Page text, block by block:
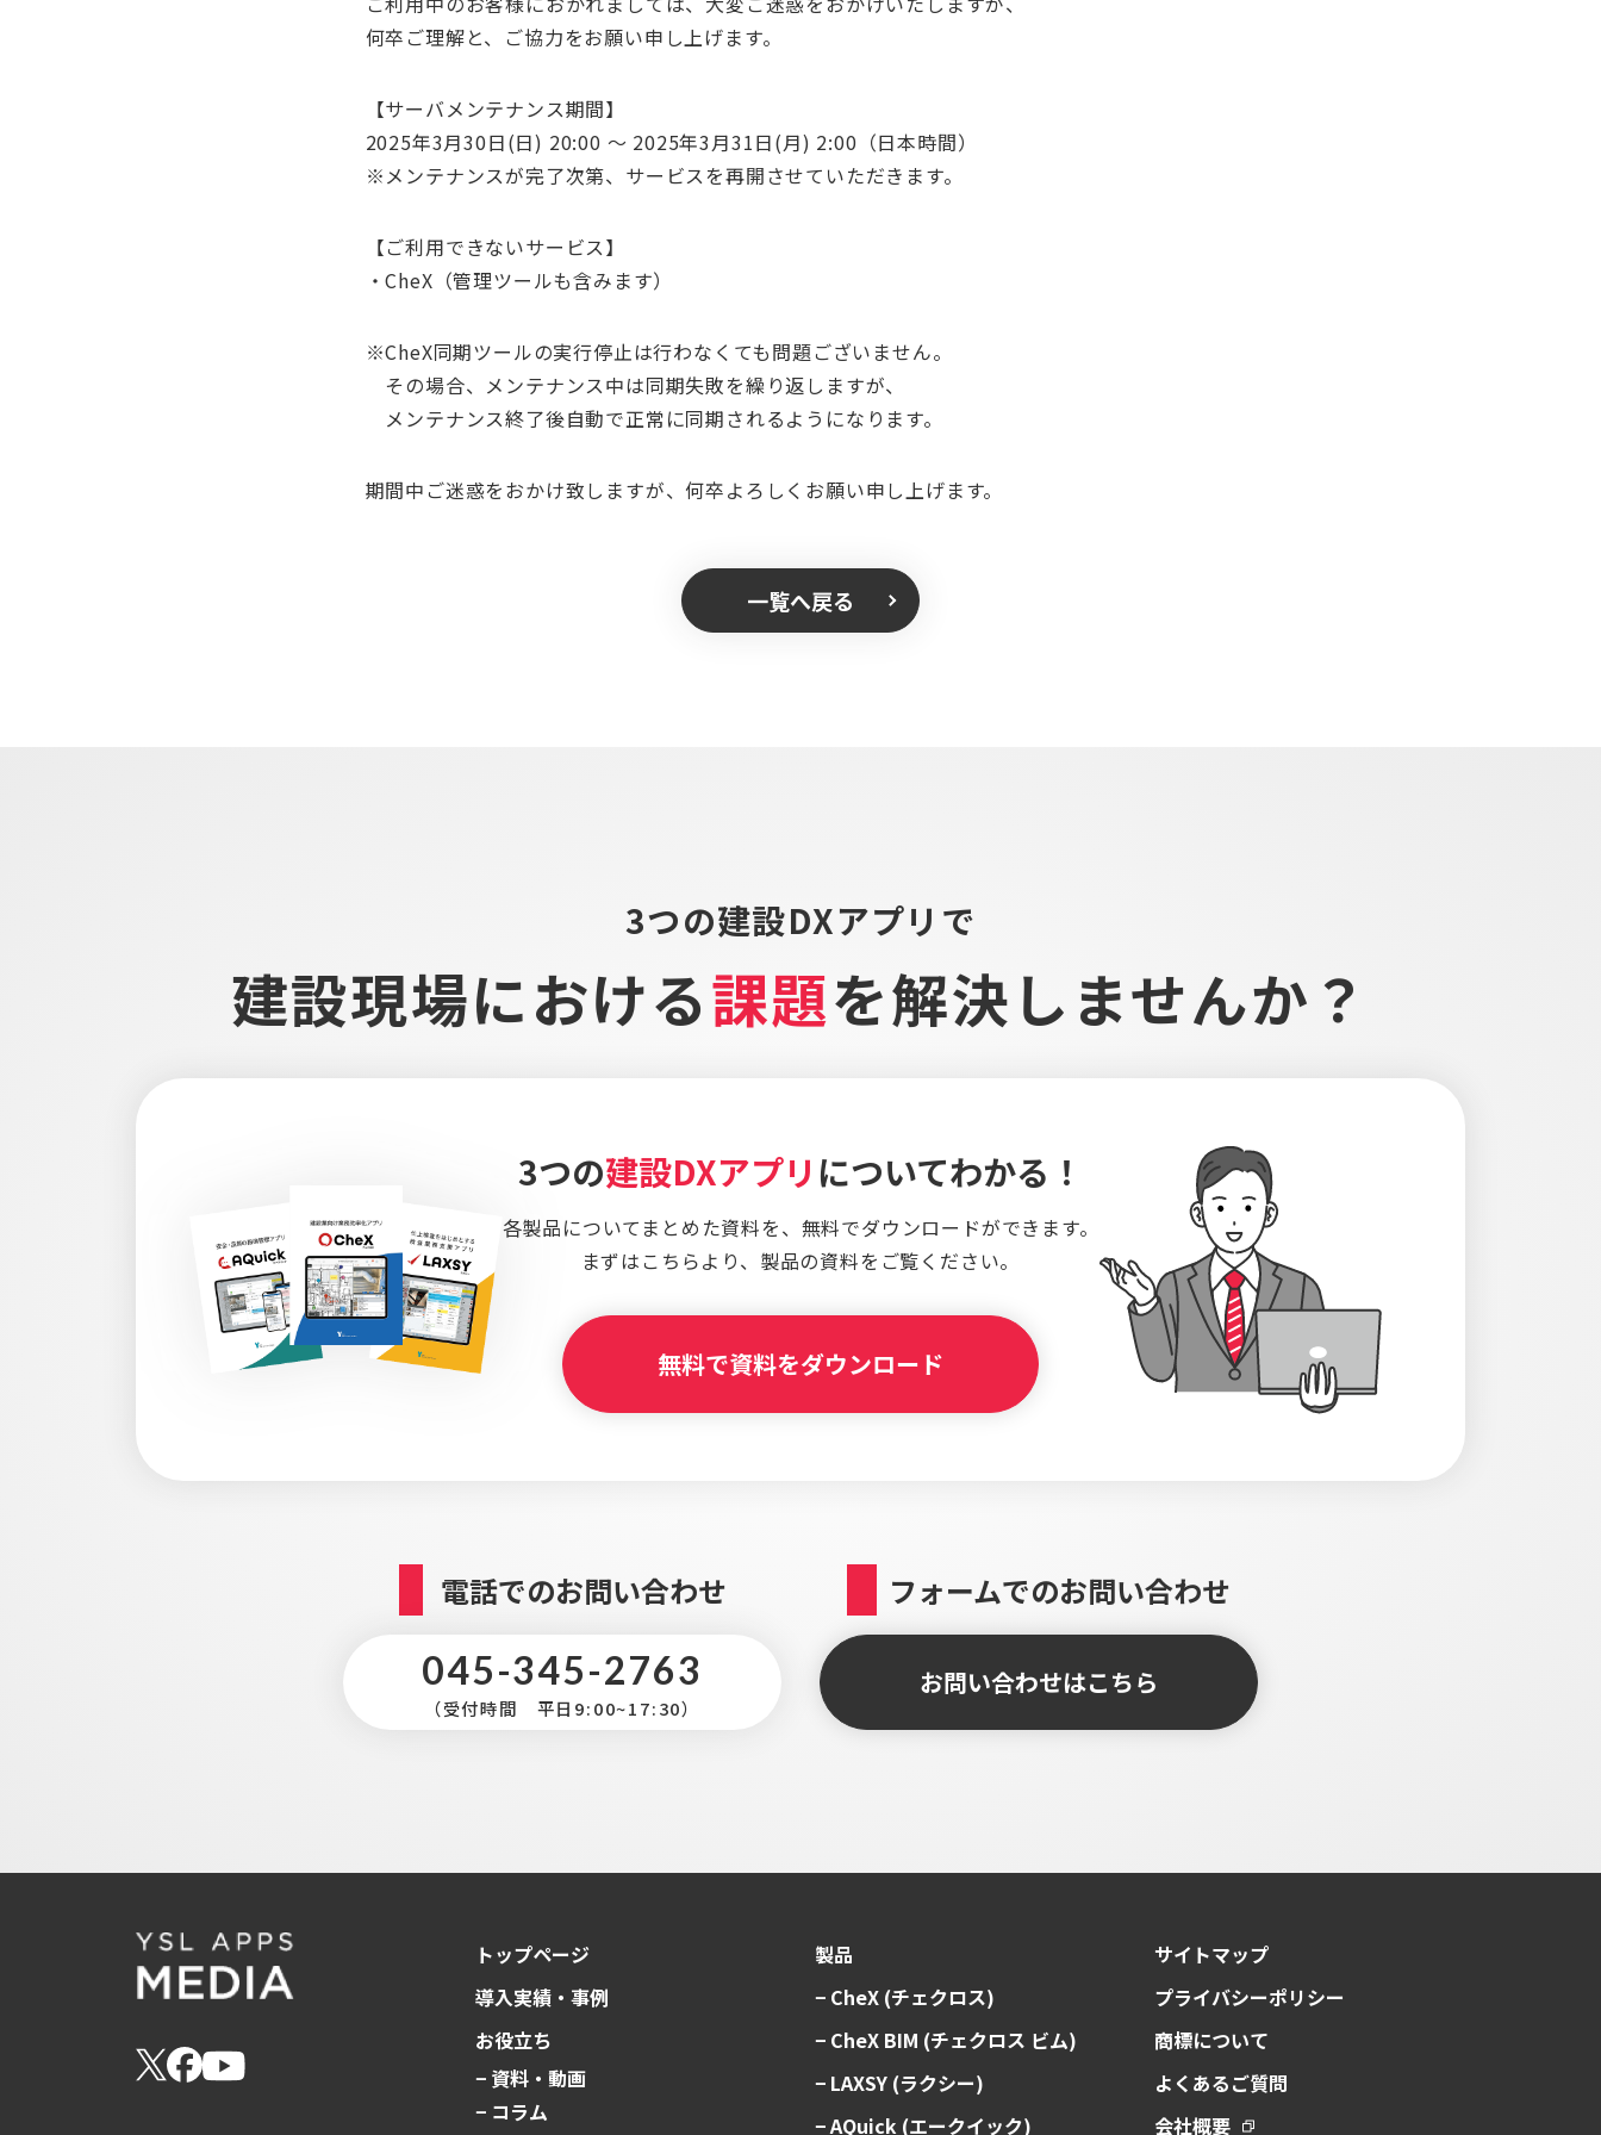
何卒ご理解と、ご協力をお願い申し上げます。
【サーバメンテナンス期間】
2025年3月30日(日) 20:00 ～ 2025年3月31日(月) 2:00（日本時間）
※メンテナンスが完了次第、サービスを再開させていただきます。
【ご利用できないサービス】
・CheX（管理ツールも含みます）
※CheX同期ツールの実行停止は行わなくても問題ございません。
その場合、メンテナンス中は同期失敗を繰り返しますが、
メンテナンス終了後自動で正常に同期されるようになります。
期間中ご迷惑をおかけ致しますが、何卒よろしくお願い申し上げます。
一覧へ戻る
3つの建設DXアプリで
建設現場における課題を解決しませんか？
3つの建設DXアプリ についてわかる！
各製品についてまとめた資料を、 無料でダウンロードができます。
まずはこちらより、 製品の資料をご覧ください。
無料で資料をダウンロード
電話でのお問い合わせ
045-345-2763
（受付時間 平日9:00~17:30）
フォームでのお問い合わせ
お問い合わせはこちら
トップページ
導入実績・事例
お役立ち
− 資料・動画
− コラム
製品
− CheX (チェクロス)
− CheX BIM (チェクロス ビム)
− LAXSY (ラクシー)
− AQuick (エークイック)
サイトマップ
プライバシーポリシー
商標について
よくあるご質問
会社概要